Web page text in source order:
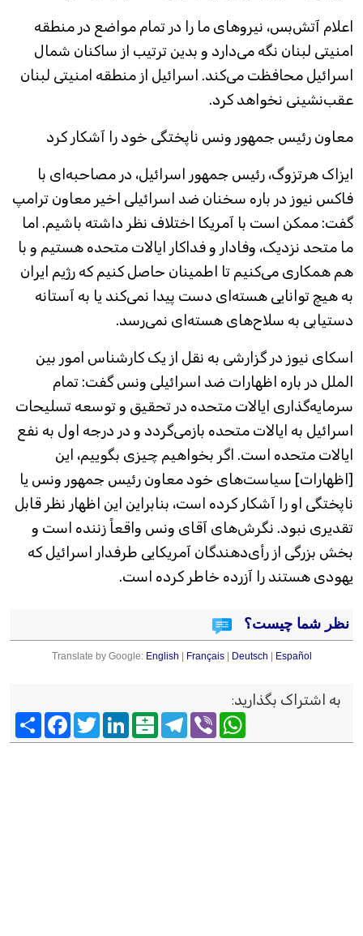
اعلام آتش‌بس، نیروهای ما را در تمام مواضع در منطقه
امنیتی لبنان نگه می‌دارد و بدین ترتیب از ساکنان شمال
اسرائیل محافظت می‌کند. اسرائیل از منطقه امنیتی لبنان
عقب‌نشینی نخواهد کرد.
معاون رئیس جمهور ونس ناپختگی خود را آشکار کرد
ایزاک هرتزوگ، رئیس جمهور اسرائیل، در مصاحبه‌ای با
فاکس نیوز در باره سخنان ضد اسرائیلی اخیر معاون ترامپ
گفت: ممکن است با آمریکا اختلاف نظر داشته باشیم. اما
ما متحد نزدیک، وفادار و فداکار ایالات متحده هستیم و با
هم همکاری می‌کنیم تا اطمینان حاصل کنیم که رژیم ایران
به هیچ توانایی هسته‌ای دست پیدا نمی‌کند یا به آستانه
دستیابی به سلاح‌های هسته‌ای نمی‌رسد.
اسکای نیوز در گزارشی به نقل از یک کارشناس امور بین
الملل در باره اظهارات ضد اسرائیلی ونس گفت: تمام
سرمایه‌گذاری ایالات متحده در تحقیق و توسعه تسلیحات
اسرائیل به ایالات متحده بازمی‌گردد و در درجه اول به نفع
ایالات متحده است. اگر بخواهیم چیزی بگوییم، این
[اظهارات] سیاست‌های خود معاون رئیس جمهور ونس یا
ناپختگی او را آشکار کرده است، بنابراین این اظهار نظر قابل
تقدیری نبود. نگرش‌های آقای ونس واقعاً زننده است و
بخش بزرگی از رأی‌دهندگان آمریکایی طرفدار اسرائیل که
یهودی هستند را آزرده خاطر کرده است.
نظر شما چیست؟
Translate by Google: English Français| Deutsch Español
به اشتراک بگذارید:
FacebookTwitter
LinkedInBalatarin
TelegramViber
WhatsApp